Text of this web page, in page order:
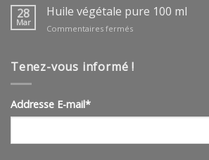
végétale
ARGAN
BIO
28
Mar
Huile végétale pure 100 ml
Commentaires ferméssur
pure
Tenez-vous informé !
Addresse E-mail*